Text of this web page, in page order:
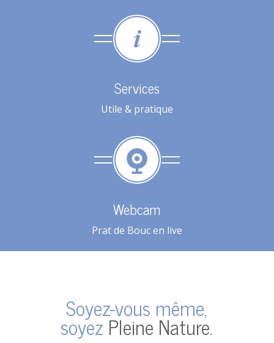
Services
Utile & pratique
Webcam
Prat de Bouc en live
Soyez-vous même,
soyezPleine Nature.